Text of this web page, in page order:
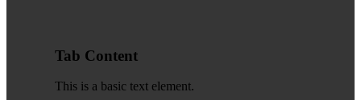
Tab Content
This is a basic text element.